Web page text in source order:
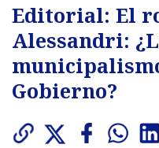
Editorial: El
Alessandri:
Gobierno?